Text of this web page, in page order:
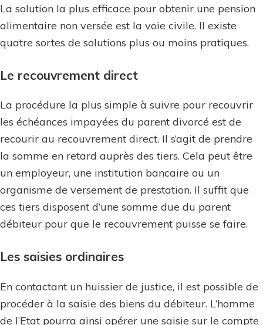
La solution la plus efficace pour obtenir une pension
alimentaire non versée est la voie civile. Il existe
quatre sortes de solutions plus ou moins pratiques.
Le recouvrement direct
La procédure la plus simple à suivre pour recouvrir
les échéances impayées du parent divorcé est de
recourir au recouvrement direct. Il s’agit de prendre
la somme en retard auprès des tiers. Cela peut être
un employeur, une institution bancaire ou un
organisme de versement de prestation. Il suffit que
ces tiers disposent d’une somme due du parent
débiteur pour que le recouvrement puisse se faire.
Les saisies ordinaires
En contactant un huissier de justice, il est possible de
procéder à la saisie des biens du débiteur. L’homme
de l’Etat pourra ainsi opérer une saisie sur le compte